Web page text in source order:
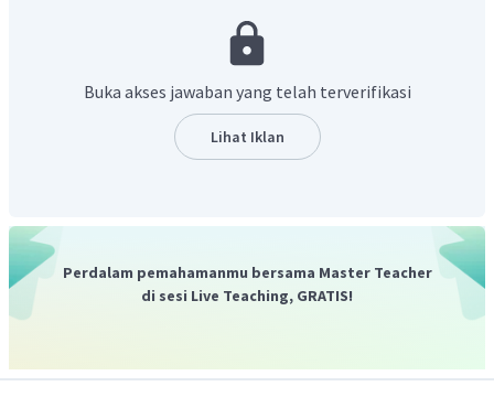
menghasilkan garam berilium klorida dan gas hidrogen
sesuai persamaan reaksi berikut:
Jadi, persamaan reaksi setara berilium dengan larutan
Buka akses jawaban yang telah terverifikasi
Lihat Iklan
Perdalam pemahamanmu bersama Master Teacher
di sesi Live Teaching, GRATIS!